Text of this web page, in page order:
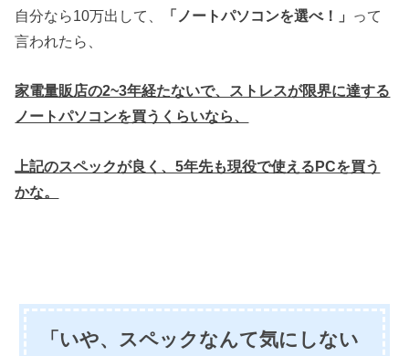
自分なら10万出して、 「ノートパソコンを選べ！」 って
言われたら、
家電量販店の2~3年経たないで、ストレスが限界に達する
ノートパソコンを買うくらいなら、
上記のスペックが良く、5年先も現役で使えるPCを買う
かな。
「いや、スペックなんて気にしない